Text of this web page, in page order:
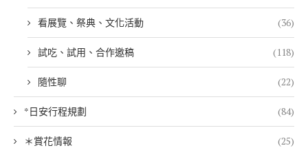
看展覽、祭典、文化活動 (36)
試吃、試用、合作邀稿 (118)
隨性聊 (22)
*日安行程規劃 (84)
＊賞花情報 (25)